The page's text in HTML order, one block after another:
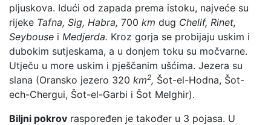
pljuskova. Idući od zapada prema istoku, najveće su
rijeke Tafna, Sig, Habra, 700 km dug Chelif, Rinet,
Seybouse i Medjerda. Kroz gorja se probijaju uskim i
dubokim sutjeskama, a u donjem toku su močvarne.
Utječu u more uskim i pješčanim ušćima. Jezera su
slana (Oransko jezero 320 km2, Šot-el-Hodna, Šot-
ech-Chergui, Šot-el-Garbi i Šot Melghir).
Biljni pokrov raspoređen je također u 3 pojasa. U